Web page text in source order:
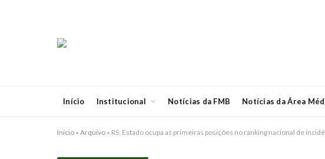
Início Institucional Notícias da FMB Notícias da Área
Início » Arquivo » RS: Estado ocupa as primeiras posições no ranking nacional de